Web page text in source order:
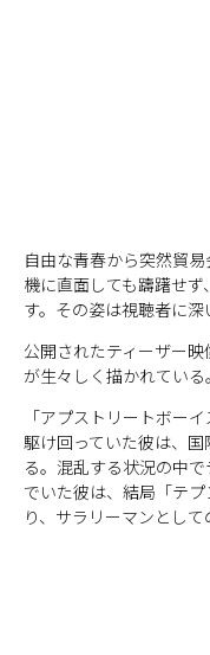
自由な青春から突然貿
機に直面しても躊躇せ
す。その姿は視聴者に深
公開されたティーザー
が生々しく描かれている。
「アプストリートボー
駆け回っていた彼は、
る。混乱する状況の中
でいた彼は、結局「テ
り、サラリーマンとして